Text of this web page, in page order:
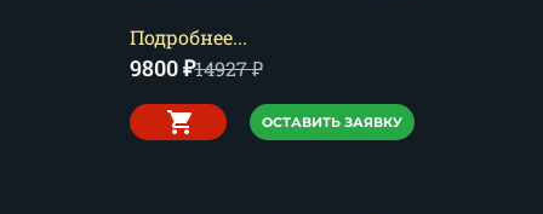
Подробнее...
9800₽14927₽
ОСТАВИТЬ ЗАЯВКУ